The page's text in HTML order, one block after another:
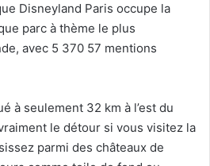
Disneyland Paris occupe la
parc à thème le plus
avec 5 370 57 mentions
à seulement 32 km à l’est du
le détour si vous visitez la
parmi des châteaux de